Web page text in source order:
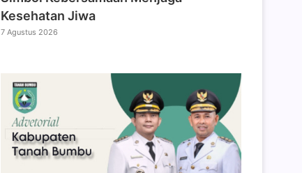
Kesehatan Jiwa
7 Agustus 2026